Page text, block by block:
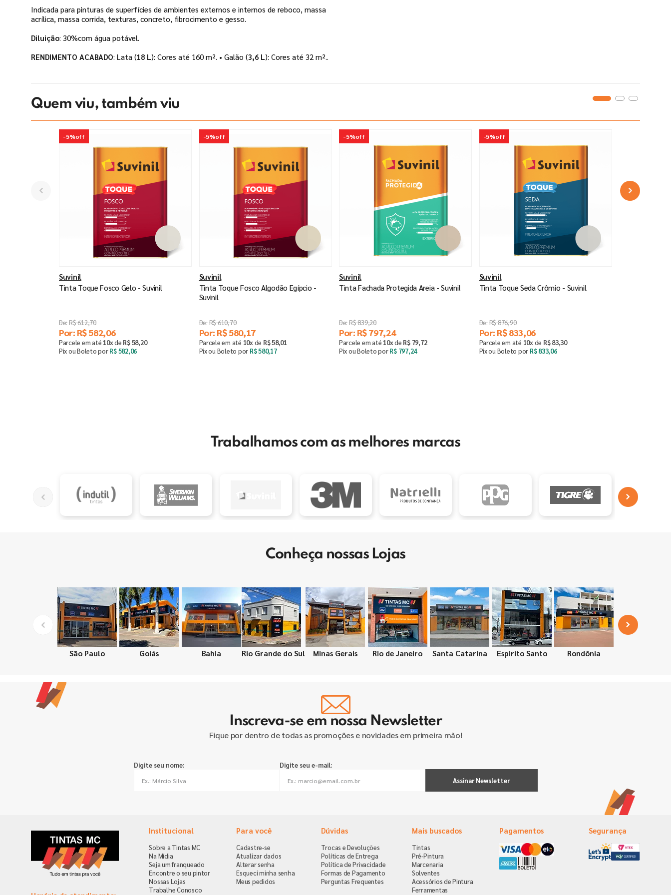
Indicada para pinturas de superfícies de ambientes externos e internos de reboco, massa
acrílica, massa corrida, texturas, concreto, fibrocimento e gesso.
Diluição: 30%com água potável.
RENDIMENTO ACABADO: Lata (18 L): Cores até 160 m². • Galão (3,6 L): Cores até 32 m²..
Quem viu, também viu
-5%off
Suvinil
Tinta Toque Fosco Gelo - Suvinil
R$612,70
Por: R$582,06
Parcele em até 10xde R$58,20
Pix ou Boleto porR$582,06
-5%off
Suvinil
Tinta Toque Fosco Algodão Egípcio -
Suvinil
R$610,70
Por: R$ 580,17
Parcele em até 10xde R$58,01
Pix ou Boleto por R$580,17
-5%off
Suvinil
Tinta Fachada Protegida Areia - Suvinil
R$839,20
Por: R$797,24
Parcele em até 10xde R$ 79,72
Pix ou Boleto porR$ 797,24
-5%off
Suvinil
Tinta Toque Seda Crômio - Suvinil
R$876,90
Por: R$ 833,06
Parcele em até 10xde R$ 83,30
Pix ou Boleto por R$ 833,06
Trabalhamos com as melhores marcas
Conheça nossas Lojas
São Paulo Goiás Bahia Rio Grande do Sul Minas Gerais Rio de Janeiro Santa Catarina Espirito Santo Rondônia
Inscreva-se em nossa Newsletter
Fique por dentro de todas as promoções e novidades em primeira mão!
Digite seu nome:
Digite seu e-mail:
Assinar Newsletter
Institucional
Sobre a Tintas MC
Na Mídia
Seja um franqueado
Encontre o seu pintor
Nossas Lojas
Trabalhe Conosco
Para você
Cadastre-se
Atualizar dados
Alterar senha
Esqueci minha senha
Meus pedidos
Dúvidas
Trocas e Devoluções
Políticas de Entrega
Política de Privacidade
Formas de Pagamento
Perguntas Frequentes
Mais buscados
Tintas
Pré-Pintura
Marcenaria
Solventes
Acessórios de Pintura
Ferramentas
Pagamentos Segurança